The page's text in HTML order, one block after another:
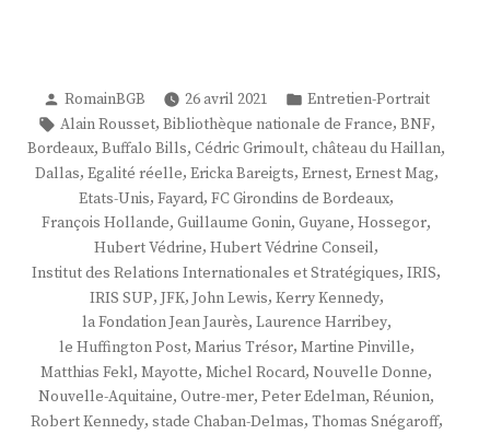
Publié
par
RomainBGB 26 avril 2021
Publié
dans
Entretien-Portrait
Étiquettes :
Alain Rousset, Bibliothèque nationale de France, BNF,
Bordeaux, Buffalo Bills, Cédric Grimoult, château du Haillan,
Dallas, Egalité réelle, Ericka Bareigts, Ernest, Ernest Mag,
Etats-Unis, Fayard, FC Girondins de Bordeaux,
François Hollande, Guillaume Gonin, Guyane, Hossegor,
Hubert Védrine, Hubert Védrine Conseil,
Institut des Relations Internationales et Stratégiques, IRIS,
IRIS SUP, JFK, John Lewis, Kerry Kennedy,
la Fondation Jean Jaurès, Laurence Harribey,
le Huffington Post, Marius Trésor, Martine Pinville,
Matthias Fekl, Mayotte, Michel Rocard, Nouvelle Donne,
Nouvelle-Aquitaine, Outre-mer, Peter Edelman, Réunion,
Robert Kennedy, stade Chaban-Delmas, Thomas Snégaroff,